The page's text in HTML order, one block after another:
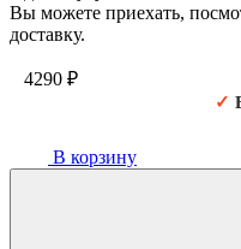
Вы можете приехать,
доставку.
4290 ₽
✓
В корзину